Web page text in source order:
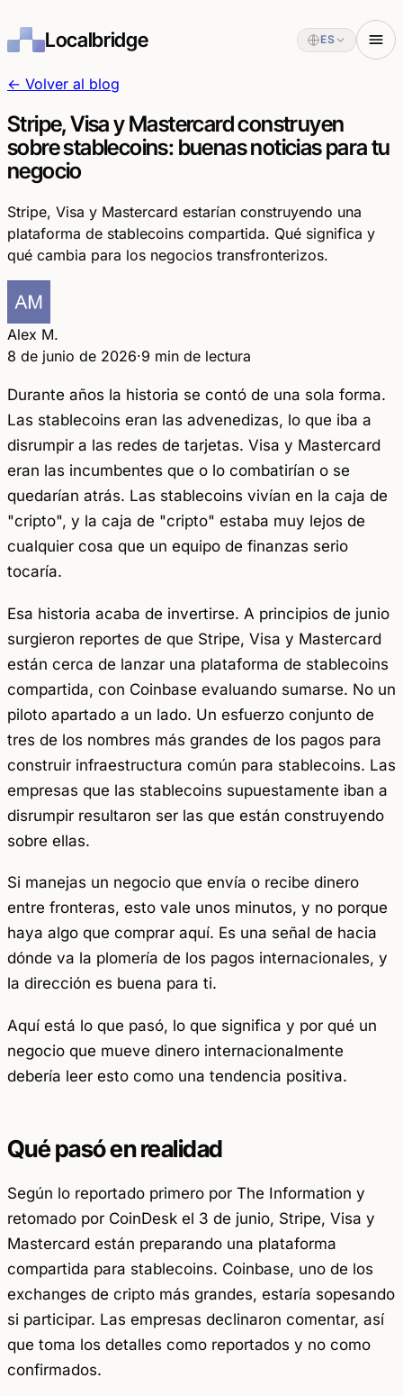
Localbridge ES
← Volver al blog
Stripe, Visa y Mastercard construyen
sobre stablecoins: buenas noticias para tu
negocio
Stripe, Visa y Mastercard estarían construyendo una
plataforma de stablecoins compartida. Qué significa y
qué cambia para los negocios transfronterizos.
Alex M.
8 de junio de 2026·9 min de lectura
Durante años la historia se contó de una sola forma.
Las stablecoins eran las advenedizas, lo que iba a
disrumpir a las redes de tarjetas. Visa y Mastercard
eran las incumbentes que o lo combatirían o se
quedarían atrás. Las stablecoins vivían en la caja de
"cripto", y la caja de "cripto" estaba muy lejos de
cualquier cosa que un equipo de finanzas serio
tocaría.
Esa historia acaba de invertirse. A principios de junio
surgieron reportes de que Stripe, Visa y Mastercard
están cerca de lanzar una plataforma de stablecoins
compartida, con Coinbase evaluando sumarse. No un
piloto apartado a un lado. Un esfuerzo conjunto de
tres de los nombres más grandes de los pagos para
construir infraestructura común para stablecoins. Las
empresas que las stablecoins supuestamente iban a
disrumpir resultaron ser las que están construyendo
sobre ellas.
Si manejas un negocio que envía o recibe dinero
entre fronteras, esto vale unos minutos, y no porque
haya algo que comprar aquí. Es una señal de hacia
dónde va la plomería de los pagos internacionales, y
la dirección es buena para ti.
Aquí está lo que pasó, lo que significa y por qué un
negocio que mueve dinero internacionalmente
debería leer esto como una tendencia positiva.
Qué pasó en realidad
Según lo reportado primero por The Information y
retomado por CoinDesk el 3 de junio, Stripe, Visa y
Mastercard están preparando una plataforma
compartida para stablecoins. Coinbase, uno de los
exchanges de cripto más grandes, estaría sopesando
si participar. Las empresas declinaron comentar, así
que toma los detalles como reportados y no como
confirmados.